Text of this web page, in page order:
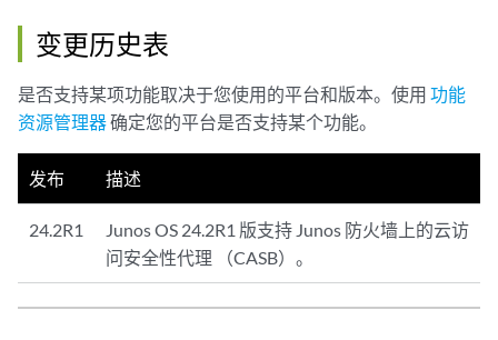
变更历史表
是否支持某项功能取决于您使用的平台和版本。使用 功能
资源管理器确定您的平台是否支持某个功能。
发布 描述
24.2R1
Junos OS 24.2R1 版支持 Junos 防火墙上的云访
问安全性代理 （CASB）。